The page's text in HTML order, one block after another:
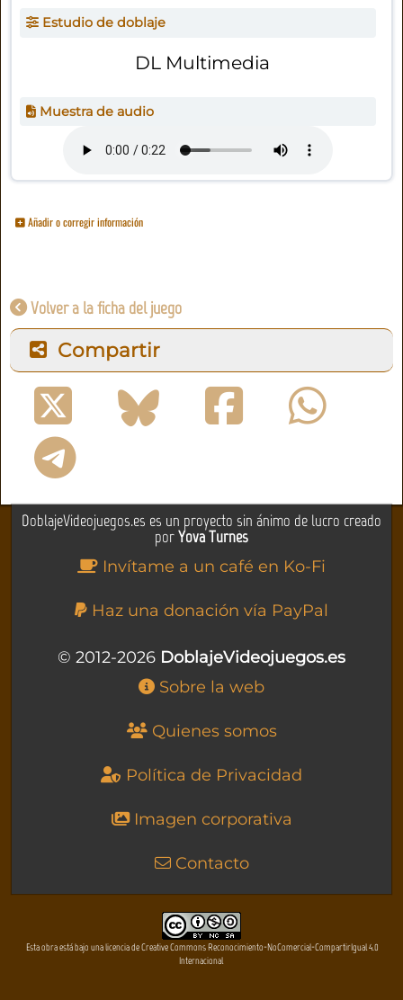
Estudio de doblaje
DL Multimedia
Muestra de audio
Añadir o corregir información
Volver a la ficha del juego
Compartir
DoblajeVideojuegos.es es un proyecto sin ánimo de lucro creado
porYova Turnes
Invítame a un café en Ko-Fi
Haz una donación vía PayPal
© 2012-2026 DoblajeVideojuegos.es
Sobre la web
Quienes somos
Política de Privacidad
Imagen corporativa
Contacto
Esta obra está bajo una licencia de Creative Commons Reconocimiento-NoComercial-CompartirIgual 4.0
Internacional